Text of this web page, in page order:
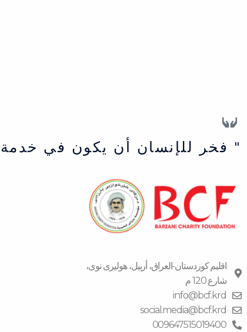
" فخر للإنسان أن يكون في
اقلیم كوردستان-العراق، أربیل، هولیری نوی،
شارع 120 م
info@bcf.krd
social.media@bcf.krd
009647515019400